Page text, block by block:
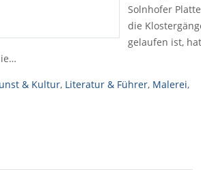
Solnhofer
die
gelaufen ist,
& Kultur, Literatur & Führer, Malerei,